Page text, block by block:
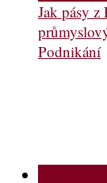
Jak pásy
Podnikání